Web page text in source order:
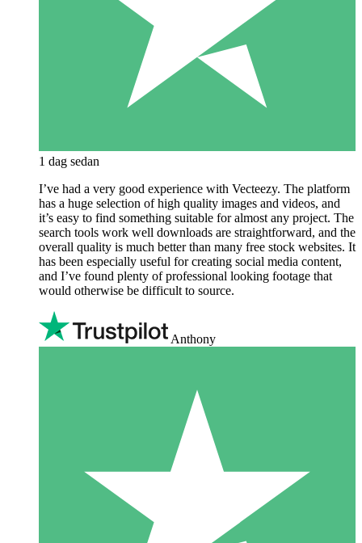
1 dag sedan
I’ve had a very good experience with Vecteezy. The platform
has a huge selection of high quality images and videos, and
it’s easy to find something suitable for almost any project. The
search tools work well downloads are straightforward, and the
overall quality is much better than many free stock websites. It
has been especially useful for creating social media content,
and I’ve found plenty of professional looking footage that
would otherwise be difficult to source.
Anthony